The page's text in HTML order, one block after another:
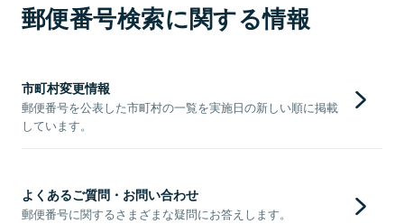
郵便番号検索に関する情報
市町村変更情報
郵便番号を公表した市町村の一覧を実施日の新しい順に掲載
しています。
よくあるご質問・お問い合わせ
郵便番号に関するさまざまな疑問にお答えします。